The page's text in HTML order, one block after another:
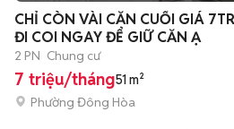
CHỈ CÒN VÀI CĂN CUỐI GIÁ
ĐI COI NGAY ĐỂ GIỮ CĂN Ạ
2 PN Chung cư
7 triệu/tháng51 m²
Phường Đông Hòa